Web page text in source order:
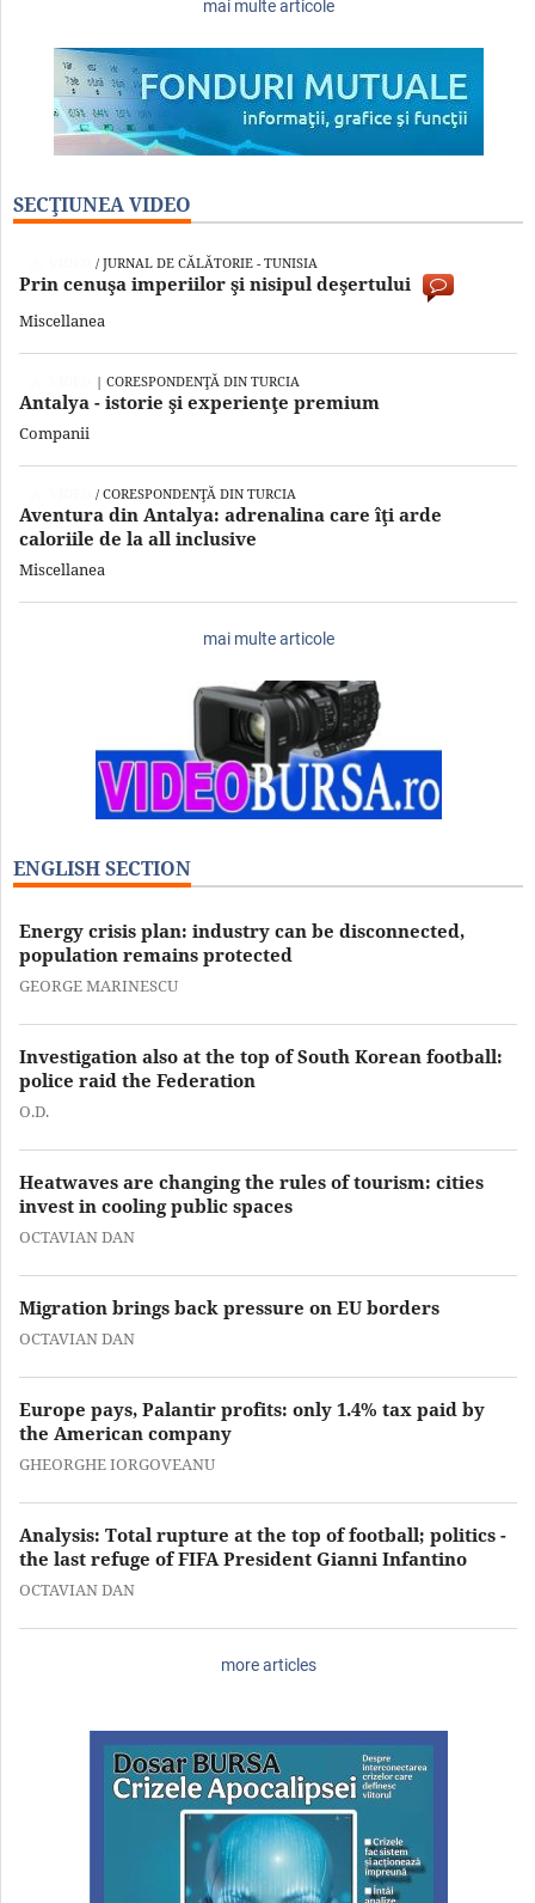
mai multe articole
SECŢIUNEA VIDEO
/ JURNAL DE CĂLĂTORIE - TUNISIA
Prin cenuşa imperiilor şi nisipul deşertului
Miscellanea
| CORESPONDENŢĂ DIN TURCIA
Antalya - istorie şi experienţe premium
Companii
/ CORESPONDENŢĂ DIN TURCIA
Aventura din Antalya: adrenalina care îţi arde
caloriile de la all inclusive
Miscellanea
mai multe articole
ENGLISH SECTION
Energy crisis plan: industry can be disconnected,
population remains protected
GEORGE MARINESCU
Investigation also at the top of South Korean football:
police raid the Federation
O.D.
Heatwaves are changing the rules of tourism: cities
invest in cooling public spaces
OCTAVIAN DAN
Migration brings back pressure on EU borders
OCTAVIAN DAN
Europe pays, Palantir profits: only 1.4% tax paid by
the American company
GHEORGHE IORGOVEANU
Analysis: Total rupture at the top of football; politics -
the last refuge of FIFA President Gianni Infantino
OCTAVIAN DAN
more articles